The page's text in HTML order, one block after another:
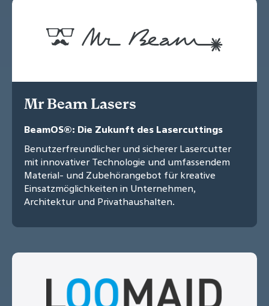
Mr Beam Lasers
BeamOS®: Die Zukunft des Lasercuttings
Benutzerfreundlicher und sicherer Lasercutter
mit innovativer Technologie und umfassendem
Material- und Zubehörangebot für kreative
Einsatzmöglichkeiten in Unternehmen,
Architektur und Privathaushalten.